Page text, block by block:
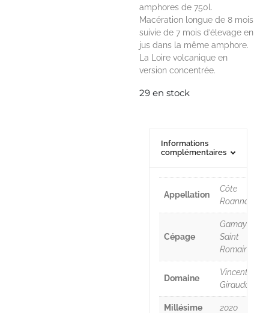
amphores de 750l.
Macération longue de 8 mois
suivie de 7 mois d’élevage en
jus dans la même amphore.
La Loire volcanique en
version concentrée.
29 en stock
Informations
complémentaires
Appellation
Côte
Roannaise
Cépage
Gamay
Saint
Romain
Domaine
Vincent
Giraudon
Millésime 2020